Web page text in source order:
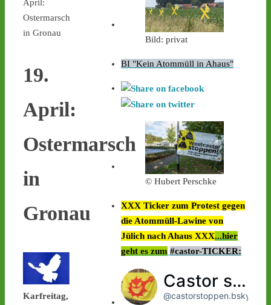
April:
Ostermarsch
in Gronau
19.
April:
Ostermarsch
in
Gronau
Karfreitag,
Bild: privat
BI "Kein Atommüll in Ahaus"
© Hubert Perschke
XXX Ticker zum Protest gegen
die Atommüll-Lawine von
Jülich nach Ahaus XXX...hier
geht es zum #castor-TICKER:
Castor stoppen!